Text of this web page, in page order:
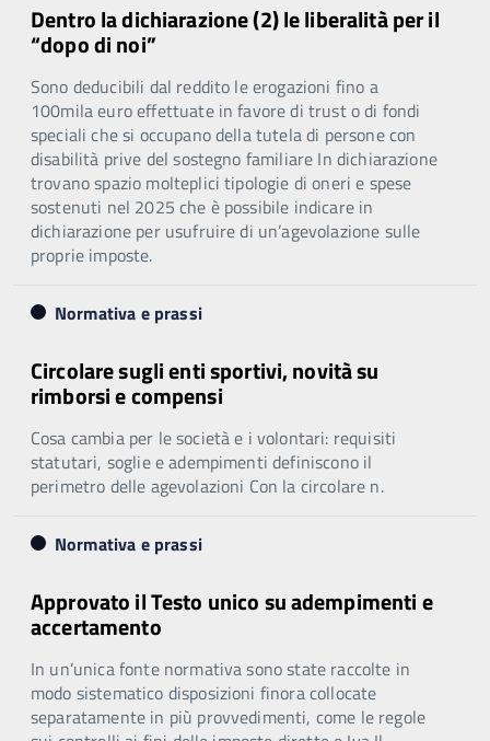
Dentro la dichiarazione (2) le liberalità per il
“dopo di noi”
Sono deducibili dal reddito le erogazioni fino a
100mila euro effettuate in favore di trust o di fondi
speciali che si occupano della tutela di persone con
disabilità prive del sostegno familiare In dichiarazione
trovano spazio molteplici tipologie di oneri e spese
sostenuti nel 2025 che è possibile indicare in
dichiarazione per usufruire di un’agevolazione sulle
proprie imposte.
Normativa e prassi
Circolare sugli enti sportivi, novità su
rimborsi e compensi
Cosa cambia per le società e i volontari: requisiti
statutari, soglie e adempimenti definiscono il
perimetro delle agevolazioni Con la circolare n.
Normativa e prassi
Approvato il Testo unico su adempimenti e
accertamento
In un’unica fonte normativa sono state raccolte in
modo sistematico disposizioni finora collocate
separatamente in più provvedimenti, come le regole